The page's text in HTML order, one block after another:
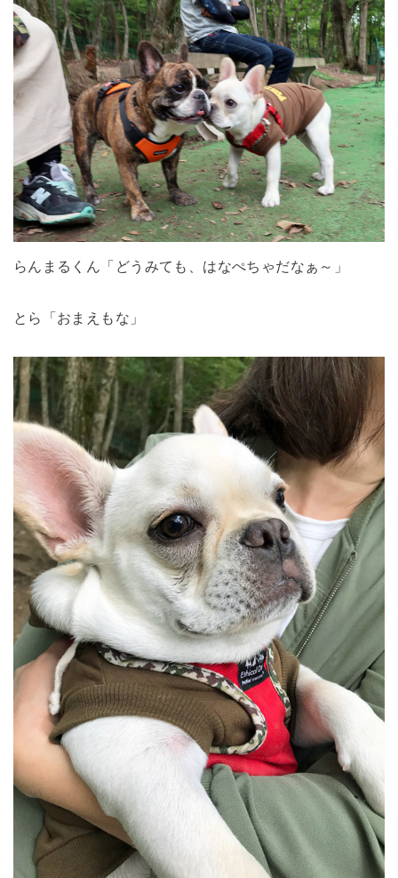
らんまるくん「どうみても、はなぺちゃだなぁ～」
とら「おまえもな」